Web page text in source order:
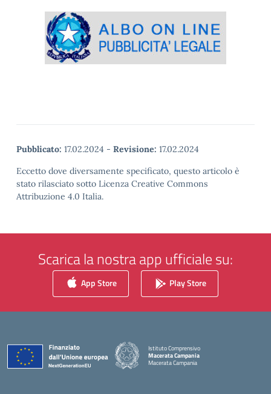
Pubblicato: 17.02.2024 - Revisione: 17.02.2024
Eccetto dove diversamente specificato, questo articolo è
stato rilasciato sotto Licenza Creative Commons
Attribuzione 4.0 Italia.
Scarica la nostra app ufficiale su:
App Store Play Store
Istituto Comprensivo
Macerata Campania
Macerata Campania
— Visita la pagina iniziale della scuola